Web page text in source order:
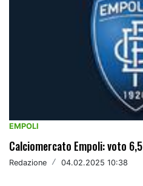
EMPOLI
Calciomercato Empoli: voto 6,5
Redazione / 04.02.2025 10:38